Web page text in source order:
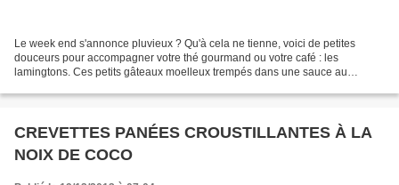
Le week end s'annonce pluvieux ? Qu'à cela ne tienne, voici de petites
douceurs pour accompagner votre thé gourmand ou votre café : les
lamingtons. Ces petits gâteaux moelleux trempés dans une sauce au
CREVETTES PANÉES CROUSTILLANTES À LA
NOIX DE COCO